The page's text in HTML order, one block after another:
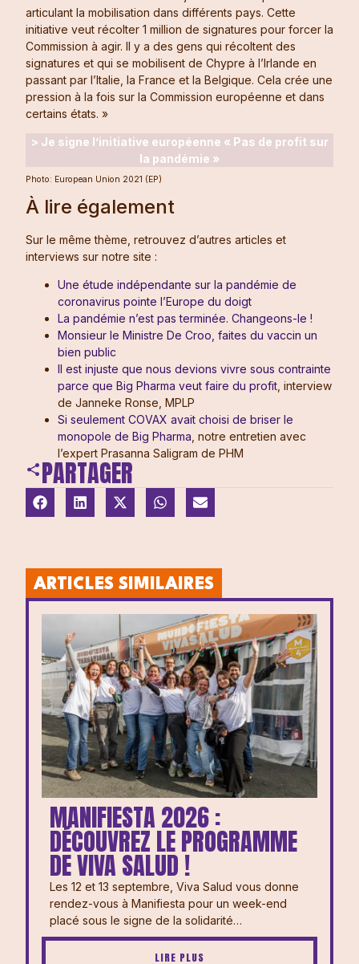
articulant la mobilisation dans différents pays. Cette
initiative veut récolter 1 million de signatures pour forcer la
Commission à agir. Il y a des gens qui récoltent des
signatures et qui se mobilisent de Chypre à l’Irlande en
passant par l’Italie, la France et la Belgique. Cela crée une
pression à la fois sur la Commission européenne et dans
certains états. »
> Je signe l’initiative européenne « Pas de profit sur
la pandémie »
Photo: European Union 2021 (EP)
À lire également
Sur le même thème, retrouvez d’autres articles et
interviews sur notre site :
Une étude indépendante sur la pandémie de
coronavirus pointe l’Europe du doigt
La pandémie n’est pas terminée. Changeons-le !
Monsieur le Ministre De Croo, faites du vaccin un
bien public
Il est injuste que nous devions vivre sous contrainte
parce que Big Pharma veut faire du profit , interview
de Janneke Ronse, MPLP
Si seulement COVAX avait choisi de briser le
monopole de Big Pharma , notre entretien avec
l’expert Prasanna Saligram de PHM
PARTAGER
ARTICLES SIMILAIRES
MANIFIESTA 2026 :
DÉCOUVREZ LE PROGRAMME
DE VIVA SALUD !
Les 12 et 13 septembre, Viva Salud vous donne
rendez-vous à Manifiesta pour un week-end
placé sous le signe de la solidarité…
LIRE PLUS